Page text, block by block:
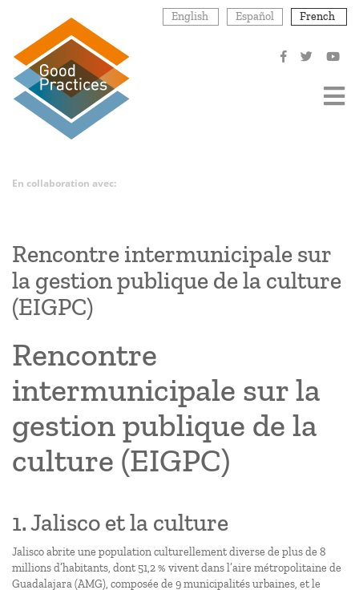
contenu
principal
English Español French
En collaboration avec:
Rencontre intermunicipale sur
la gestion publique de la culture
(EIGPC)
Rencontre
intermunicipale sur la
gestion publique de la
culture (EIGPC)
1. Jalisco et la culture
Jalisco abrite une population culturellement diverse de plus de 8
millions d’habitants, dont 51,2 % vivent dans l’aire métropolitaine de
Guadalajara (AMG), composée de 9 municipalités urbaines, et le